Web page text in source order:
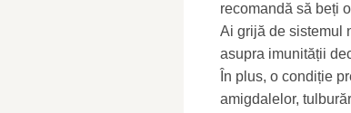
recomandă să beți
Ai grijă de sistemul
asupra imunității
În plus, o condiție
amigdalelor,